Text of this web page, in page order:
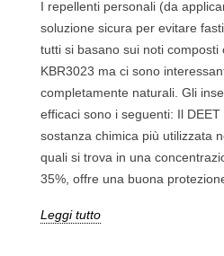
I repellenti personali (da
soluzione sicura per evitare
tutti si basano sui noti composti
KBR3023 ma ci sono
completamente naturali. Gli
efficaci sono i seguenti: Il
sostanza chimica più utilizzata
quali si trova in una
35%, offre una buona
Leggi tutto